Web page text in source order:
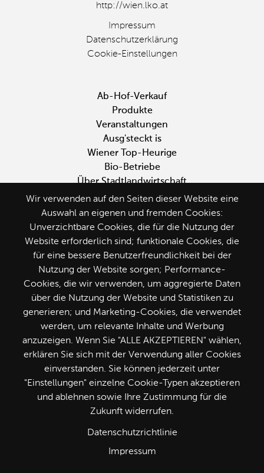
http://wien.lko.at
Impressum
Datenschutzerklärung
Cookie-Einstellungen
FußbereichsmenüAb-Hof-Verkauf
Produkte
Veranstaltungen
Ausg'steckt is
Wiener Top-Heurige
Bio-Betriebe
Über Stadtlandwirtschaft
Wir verwenden auf den Seiten dieser Website eine
Auswahl an eigenen und fremden Cookies:
Unverzichtbare Cookies, die für die Nutzung der
Website erforderlich sind; funktionale Cookies, die
für eine bessere Benutzerfreundlichkeit bei der
Nutzung der Website sorgen; Performance-
Cookies, die wir verwenden, um aggregierte Daten
über die Nutzung der Website und Statistiken zu
generieren; und Marketing-Cookies, die verwendet
werden, um relevante Inhalte und Werbung
anzuzeigen. Wenn Sie "ALLE AKZEPTIEREN" wählen,
erklären Sie sich mit der Verwendung aller Cookies
einverstanden. Sie können jederzeit unter
"Einstellungen" einzelne Cookie-Typen akzeptieren
und ablehnen sowie Ihre Zustimmung für die
Zukunft widerrufen.
Datenschutzrichtlinie
Impressum
Seite weiterempfehlen
Folge uns